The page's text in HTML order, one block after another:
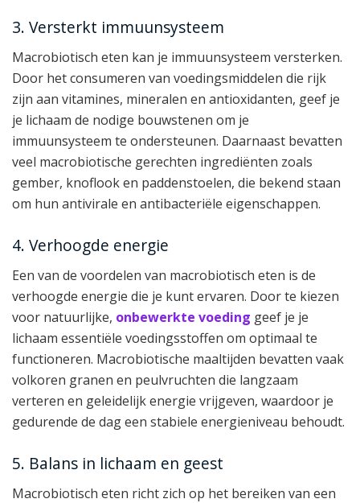
3. Versterkt immuunsysteem
Macrobiotisch eten kan je immuunsysteem versterken.
Door het consumeren van voedingsmiddelen die rijk
zijn aan vitamines, mineralen en antioxidanten, geef je
je lichaam de nodige bouwstenen om je
immuunsysteem te ondersteunen. Daarnaast bevatten
veel macrobiotische gerechten ingrediënten zoals
gember, knoflook en paddenstoelen, die bekend staan
om hun antivirale en antibacteriële eigenschappen.
4. Verhoogde energie
Een van de voordelen van macrobiotisch eten is de
verhoogde energie die je kunt ervaren. Door te kiezen
voor natuurlijke, onbewerkte voeding geef je je
lichaam essentiële voedingsstoffen om optimaal te
functioneren. Macrobiotische maaltijden bevatten vaak
volkoren granen en peulvruchten die langzaam
verteren en geleidelijk energie vrijgeven, waardoor je
gedurende de dag een stabiele energieniveau behoudt.
5. Balans in lichaam en geest
Macrobiotisch eten richt zich op het bereiken van een